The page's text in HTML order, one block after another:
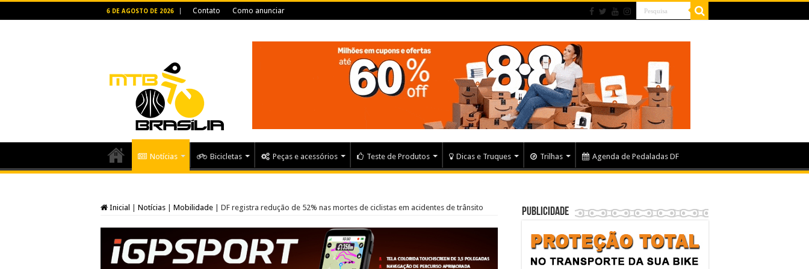
6 DE AGOSTO DE 2026 Contato Como anunciar
Notícias Bicicletas Peças e acessórios Teste de Produtos Dicas e Truques Trilhas Agenda de Pedaladas DF
Inicial Notícias Mobilidade DF registra redução de 52% nas mortes de ciclistas em acidentes de trânsito Publicidade